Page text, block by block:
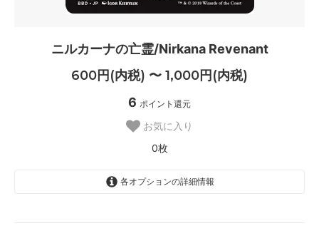
ニルカーナの亡霊/Nirkana Revenant
600円(内税) 〜 1,000円(内税)
6 ポイント還元
お気に入り
0枚
各オプションの詳細情報